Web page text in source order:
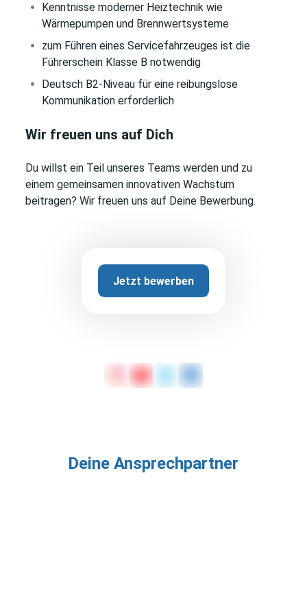
Kenntnisse moderner Heiztechnik wie
Wärmepumpen und Brennwertsysteme
zum Führen eines Servicefahrzeuges ist die
Führerschein Klasse B notwendig
Deutsch B2-Niveau für eine reibungslose
Kommunikation erforderlich
Wir freuen uns auf Dich
Du willst ein Teil unseres Teams werden und zu
einem gemeinsamen innovativen Wachstum
beitragen? Wir freuen uns auf Deine Bewerbung.
Jetzt bewerben
Deine Ansprechpartner